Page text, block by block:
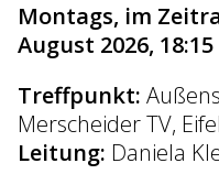
Montags, im
August 2026,
Treffpunkt:
Merscheider TV,
Leitung: Daniela